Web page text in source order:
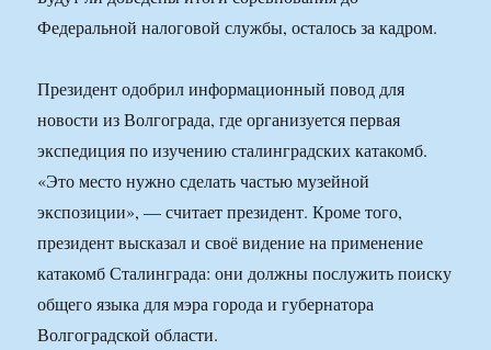
Федеральной налоговой службы, осталось за кадром.
Президент одобрил информационный повод для
новости из Волгограда, где организуется первая
экспедиция по изучению сталинградских катакомб.
«Это место нужно сделать частью музейной
экспозиции», — считает президент. Кроме того,
президент высказал и своё видение на применение
катакомб Сталинграда: они должны послужить поиску
общего языка для мэра города и губернатора
Волгоградской области.